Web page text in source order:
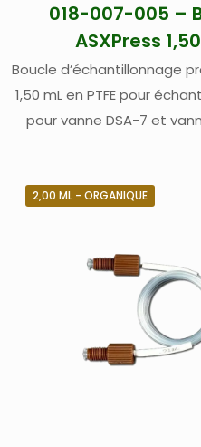
018-007-005 –
ASXPress
Boucle d’échantillonnage
1,50 mL en PTFE pour
pour vanne DSA-7 et
2,00 ML - ORGANIQUE